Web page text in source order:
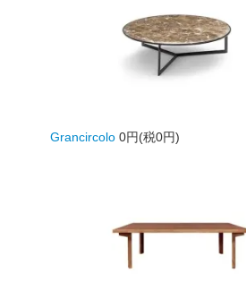
Grancircolo 0円(税0円)